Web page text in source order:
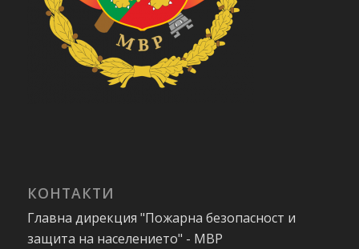
КОНТАКТИ
Главна дирекция "Пожарна безопасност и
защита на населението" - МВР